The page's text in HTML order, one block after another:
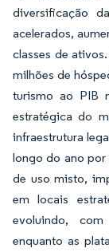
diversificação
acelerados,
classes de
milhões de
turismo ao PIB
estratégica do
infraestrutura
longo do ano por
de uso misto,
em locais
evoluindo,
enquanto as